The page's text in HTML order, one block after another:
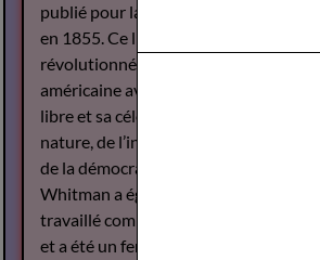
publié pour la première fois
en 1855. Ce livre a
révolutionné la poésie
américaine avec son style
libre et sa célébration de la
nature, de l’individualité et
de la démocratie.
Whitman a également
travaillé comme journaliste
et a été un fervent